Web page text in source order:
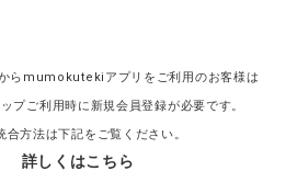
らmumokutekiアプリをご利用のお客様は
プご利用時に新規会員登録が必要です。
合方法は下記をご覧ください。
詳しくはこちら